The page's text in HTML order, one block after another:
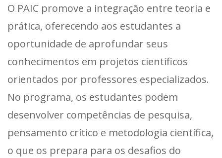
O PAIC promove a integração entre teoria e
prática, oferecendo aos estudantes a
oportunidade de aprofundar seus
conhecimentos em projetos científicos
orientados por professores especializados.
No programa, os estudantes podem
desenvolver competências de pesquisa,
pensamento crítico e metodologia científica,
o que os prepara para os desafios do